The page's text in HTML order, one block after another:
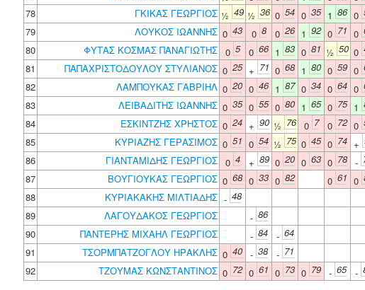
78
ΓΚΙΚΑΣ ΓΕΩΡΓΙΟΣ ½ 49 ½ 36 0 54 0 35 1 86 0
79
ΛΟΥΚΟΣ ΙΩΑΝΝΗΣ 0 43 0 8 0 26 1 92 0 71 0
80
ΦΥΤΑΣ ΚΟΣΜΑΣ ΠΑΝΑΓΙΩΤΗΣ 0 5 0 66 1 83 0 81 ½ 50 0
81
ΠΑΠΑΧΡΙΣΤΟΔΟΥΛΟΥ ΣΤΥΛΙΑΝΟΣ 0 25 + 71 0 68 1 80 0 59 0
82
ΛΑΜΠΟΥΚΑΣ ΓΑΒΡΙΗΛ 0 20 0 46 1 87 0 34 0 64 0
83
ΛΕΙΒΑΔΙΤΗΣ ΙΩΑΝΝΗΣ 0 35 0 55 0 80 1 65 0 75 1
84
ΕΣΚΙΝΤΖΗΣ ΧΡΗΣΤΟΣ 0 24 + 90 ½ 76 0 7 0 72 0
85
ΚΥΡΙΑΖΗΣ ΓΕΡΑΣΙΜΟΣ 0 51 0 54 ½ 75 0 45 0 74 +
86
ΓΙΑΝΤΑΜΙΔΗΣ ΓΕΩΡΓΙΟΣ 0 4 + 89 0 20 0 63 0 78 -
87
ΒΟΥΓΙΟΥΚΑΣ ΓΕΩΡΓΙΟΣ 0 68 0 33 0 82 0 61 0
88
ΚΥΡΙΑΚΑΚΗΣ ΜΙΛΤΙΑΔΗΣ - 48
89
ΛΑΓΟΥΔΑΚΟΣ ΓΕΩΡΓΙΟΣ - 86
90
ΠΑΝΤΕΡΗΣ ΜΙΧΑΗΛ ΓΕΩΡΓΙΟΣ - 84 - 64
91
ΤΣΟΡΜΠΑΤΖΟΓΛΟΥ ΗΡΑΚΛΗΣ 0 40 - 38 - 71
92
ΤΖΟΥΜΑΣ ΚΩΝΣΤΑΝΤΙΝΟΣ 0 72 0 61 0 73 0 79 - 65 -